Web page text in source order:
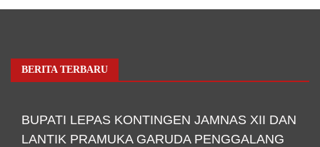
BERITA TERBARU
BUPATI LEPAS KONTINGEN JAMNAS XII DAN
LANTIK PRAMUKA GARUDA PENGGALANG